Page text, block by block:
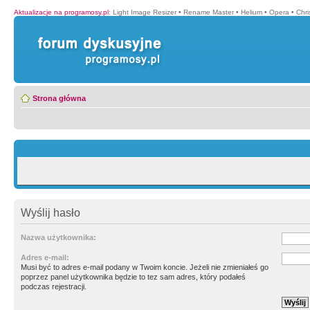
Aktualizacje na programosy.pl: Light Image Resizer • Rename Master • Helium • Opera •
Strona główna
Wyślij hasło
Nazwa użytkownika:
Adres e-mail:
Musi być to adres e-mail podany w Twoim koncie. Jeżeli nie zmieniałeś go
poprzez panel użytkownika będzie to tez sam adres, który podałeś
podczas rejestracji.